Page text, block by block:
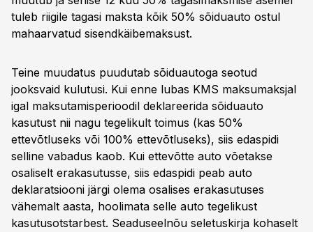
tuleb riigile tagasi maksta kõik 50% sõiduauto ostul
mahaarvatud sisendkäibemaksust.
Teine muudatus puudutab sõiduautoga seotud
jooksvaid kulutusi. Kui enne lubas KMS maksumaksjal
igal maksutamisperioodil deklareerida sõiduauto
kasutust nii nagu tegelikult toimus (kas 50%
ettevõtluseks või 100% ettevõtluseks), siis edaspidi
selline vabadus kaob. Kui ettevõtte auto võetakse
osaliselt erakasutusse, siis edaspidi peab auto
deklaratsiooni järgi olema osalises erakasutuses
vähemalt aasta, hoolimata selle auto tegelikust
kasutusotstarbest. Seaduseelnõu seletuskirja kohaselt